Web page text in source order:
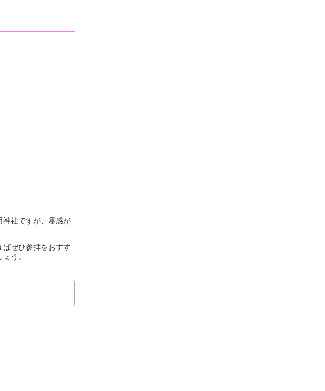
神社ですが、霊感が
ぜひ参拝をおすす
う。